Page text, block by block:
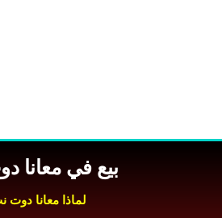
بيع في معانا
لماذا معانا دوت